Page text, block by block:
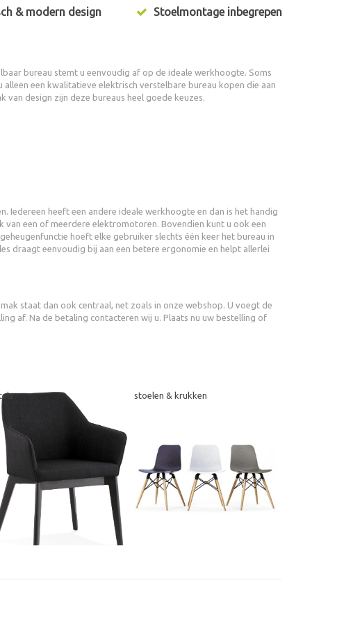
& modern design Stoelmontage inbegrepen
bureau stemt u eenvoudig af op de ideale werkhoogte. Soms
een kwalitatieve elektrisch verstelbare bureau kopen die aan
design zijn deze bureaus heel goede keuzes.
Iedereen heeft een andere ideale werkhoogte en dan is het handig
een of meerdere elektromotoren. Bovendien kunt u ook een
hoeft elke gebruiker slechts één keer het bureau in
draagt eenvoudig bij aan een betere ergonomie en helpt allerlei
staat dan ook centraal, net zoals in onze webshop. U voegt de
af. Na de betaling contacteren wij u. Plaats nu uw bestelling of
stoelen & krukken